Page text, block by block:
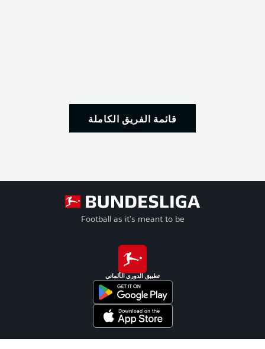
قائمة الفريق الكاملة
Football as it's meant to be
تطبيق الدوري الألماني